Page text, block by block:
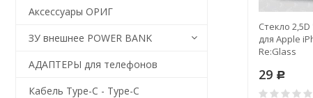
Стекло
для Apple
Re:Glass
29 Р
Аксессуары ОРИГ
ЗУ внешнее POWER BANK
АДАПТЕРЫ для телефонов
Кабель Type-C - Type-C